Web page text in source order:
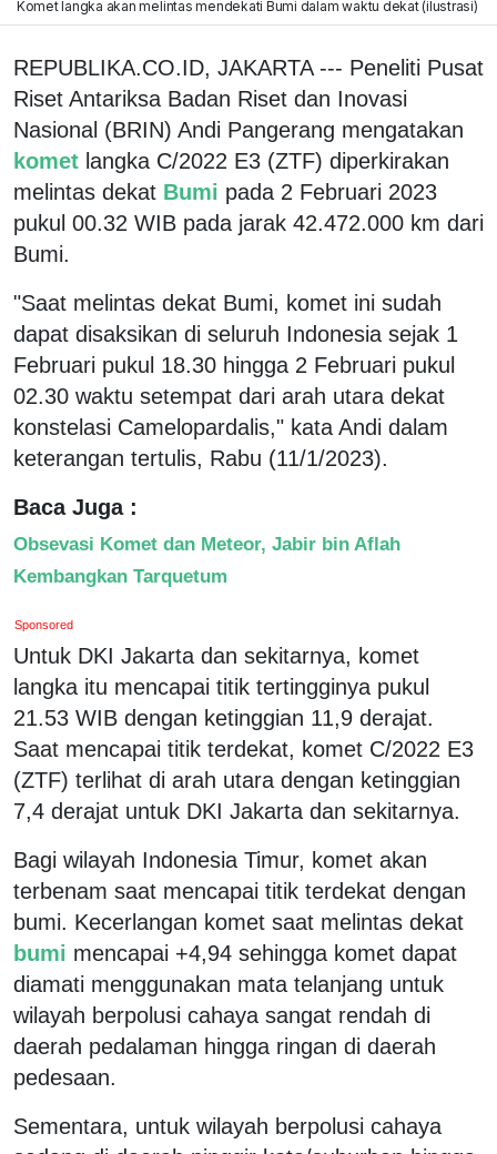
Komet langka akan melintas mendekati Bumi dalam waktu dekat (ilustrasi)
REPUBLIKA.CO.ID, JAKARTA --- Peneliti Pusat
Riset Antariksa Badan Riset dan Inovasi
Nasional (BRIN) Andi Pangerang mengatakan
komet langka C/2022 E3 (ZTF) diperkirakan
melintas dekat Bumi pada 2 Februari 2023
pukul 00.32 WIB pada jarak 42.472.000 km dari
Bumi.
"Saat melintas dekat Bumi, komet ini sudah
dapat disaksikan di seluruh Indonesia sejak 1
Februari pukul 18.30 hingga 2 Februari pukul
02.30 waktu setempat dari arah utara dekat
konstelasi Camelopardalis," kata Andi dalam
keterangan tertulis, Rabu (11/1/2023).
Baca Juga :
Obsevasi Komet dan Meteor, Jabir bin Aflah
Kembangkan Tarquetum
Sponsored
Untuk DKI Jakarta dan sekitarnya, komet
langka itu mencapai titik tertingginya pukul
21.53 WIB dengan ketinggian 11,9 derajat.
Saat mencapai titik terdekat, komet C/2022 E3
(ZTF) terlihat di arah utara dengan ketinggian
7,4 derajat untuk DKI Jakarta dan sekitarnya.
Bagi wilayah Indonesia Timur, komet akan
terbenam saat mencapai titik terdekat dengan
bumi. Kecerlangan komet saat melintas dekat
bumi mencapai +4,94 sehingga komet dapat
diamati menggunakan mata telanjang untuk
wilayah berpolusi cahaya sangat rendah di
daerah pedalaman hingga ringan di daerah
pedesaan.
Sementara, untuk wilayah berpolusi cahaya